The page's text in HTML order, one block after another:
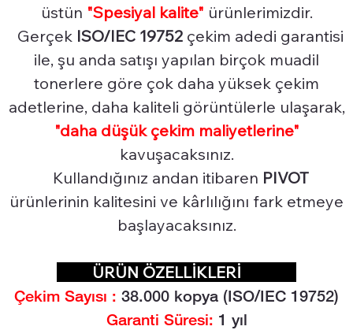
üstün "Spesiyal kalite" ürünlerimizdir.
Gerçek ISO/IEC 19752 çekim adedi garantisi
ile, şu anda satışı yapılan birçok muadil
tonerlere göre çok daha yüksek çekim
adetlerine, daha kaliteli görüntülerle ulaşarak,
"daha düşük çekim maliyetlerine"
kavuşacaksınız.
Kullandığınız andan itibaren PIVOT
ürünlerinin kalitesini ve kârlılığını fark etmeye
başlayacaksınız.
ÜRÜN ÖZELLİKLERİ
Çekim Sayısı : 38.000 kopya (ISO/IEC 19752)
Garanti Süresi: 1 yıl